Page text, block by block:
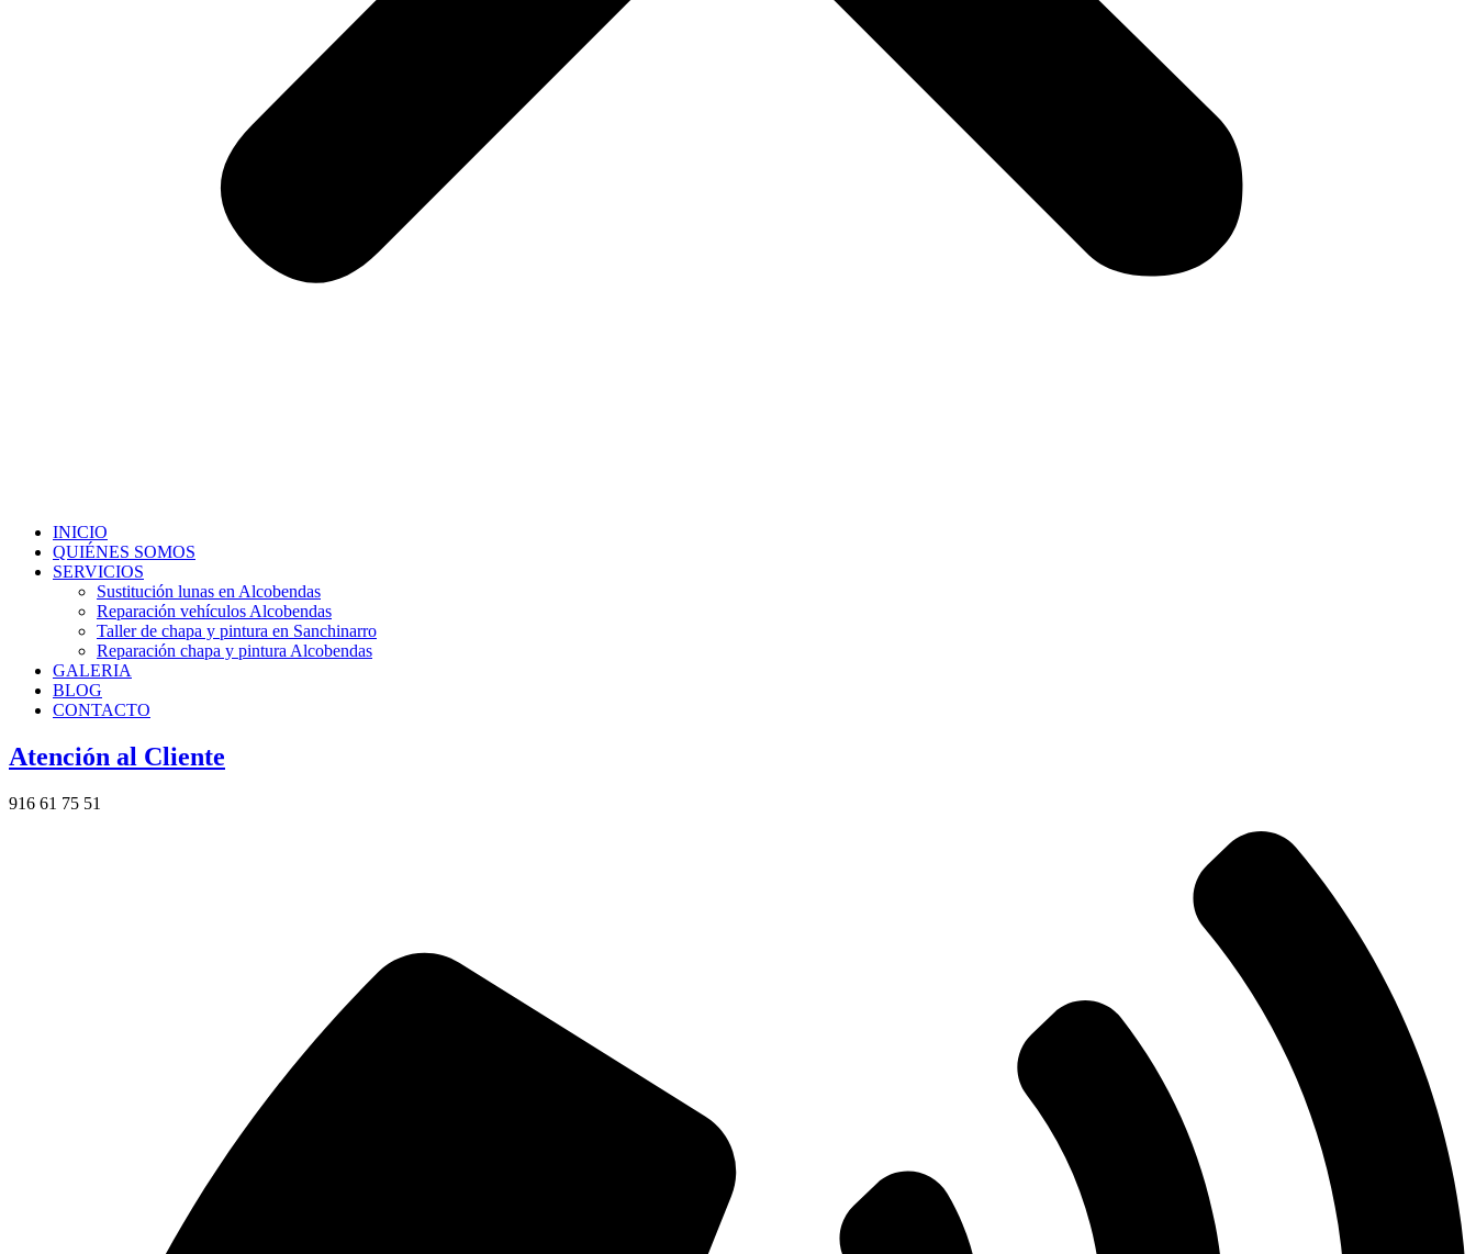
INICIO
QUIÉNES SOMOS
SERVICIOS
Sustitución lunas en Alcobendas
Reparación vehículos Alcobendas
Taller de chapa y pintura en Sanchinarro
Reparación chapa y pintura Alcobendas
GALERIA
BLOG
CONTACTO
Atención al Cliente
916 61 75 51